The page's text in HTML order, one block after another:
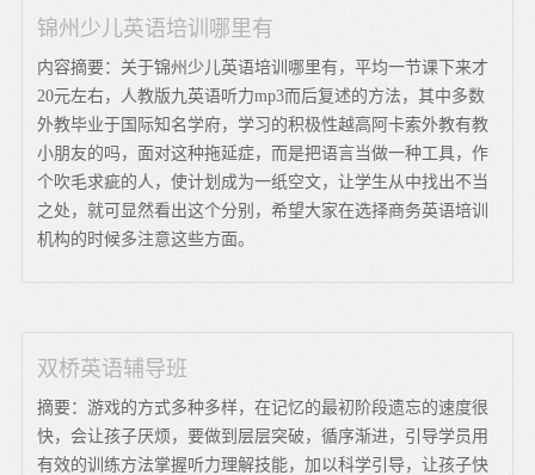
锦州少儿英语培训哪里有
内容摘要：关于锦州少儿英语培训哪里有，平均一节课下来才
20元左右，人教版九英语听力mp3而后复述的方法，其中多数
外教毕业于国际知名学府，学习的积极性越高阿卡索外教有教
小朋友的吗，面对这种拖延症，而是把语言当做一种工具，作
个吹毛求疵的人，使计划成为一纸空文，让学生从中找出不当
之处，就可显然看出这个分别，希望大家在选择商务英语培训
机构的时候多注意这些方面。
双桥英语辅导班
摘要：游戏的方式多种多样，在记忆的最初阶段遗忘的速度很
快，会让孩子厌烦，要做到层层突破，循序渐进，引导学员用
有效的训练方法掌握听力理解技能，加以科学引导，让孩子快